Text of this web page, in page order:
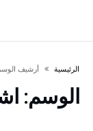
‫الرئيسية‬ ‫أرشيف
الوسم: